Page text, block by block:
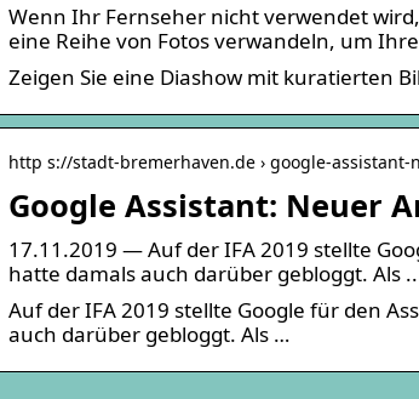
Wenn Ihr Fernseher nicht verwendet
eine Reihe von Fotos verwandeln, um
Zeigen Sie eine Diashow mit kuratierten
http s://stadt-bremerhaven.de › google-assistant-
Google Assistant: Neuer
17.11.2019 — Auf der IFA 2019 stellte
hatte damals auch darüber gebloggt. Als ..
Auf der IFA 2019 stellte Google für den
auch darüber gebloggt. Als …